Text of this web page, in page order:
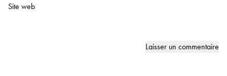
Site web